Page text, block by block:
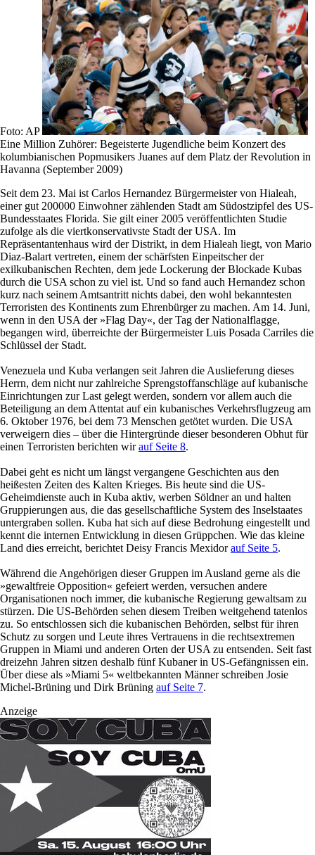
Foto: AP
Eine Million Zuhörer: Begeisterte Jugendliche beim Konzert des
kolumbianischen Popmusikers Juanes auf dem Platz der Revolution in
Havanna (September 2009)
Seit dem 23. Mai ist Carlos Hernandez Bürgermeister von Hialeah,
einer gut 200000 Einwohner zählenden Stadt am Südostzipfel des US-
Bundesstaates Florida. Sie gilt einer 2005 veröffentlichten Studie
zufolge als die viertkonservativste Stadt der USA. Im
Repräsentantenhaus wird der Distrikt, in dem Hialeah liegt, von Mario
Diaz-Balart vertreten, einem der schärfsten Einpeitscher der
exilkubanischen Rechten, dem jede Lockerung der Blockade Kubas
durch die USA schon zu viel ist. Und so fand auch Hernandez schon
kurz nach seinem Amtsantritt nichts dabei, den wohl bekanntesten
Terroristen des Kontinents zum Ehrenbürger zu machen. Am 14. Juni,
wenn in den USA der »Flag Day«, der Tag der Nationalflagge,
begangen wird, überreichte der Bürgermeister Luis Posada Carriles die
Schlüssel der Stadt.
Venezuela und Kuba verlangen seit Jahren die Auslieferung dieses
Herrn, dem nicht nur zahlreiche Sprengstoffanschläge auf kubanische
Einrichtungen zur Last gelegt werden, sondern vor allem auch die
Beteiligung an dem Attentat auf ein kubanisches Verkehrsflugzeug am
6. Oktober 1976, bei dem 73 Menschen getötet wurden. Die USA
verweigern dies – über die Hintergründe dieser besonderen Obhut für
einen Terroristen berichten wirauf Seite 8.
Dabei geht es nicht um längst vergangene Geschichten aus den
heißesten Zeiten des Kalten Krieges. Bis heute sind die US-
Geheimdienste auch in Kuba aktiv, werben Söldner an und halten
Gruppierungen aus, die das gesellschaftliche System des Inselstaates
untergraben sollen. Kuba hat sich auf diese Bedrohung eingestellt und
kennt die internen Entwicklung in diesen Grüppchen. Wie das kleine
Land dies erreicht, berichtet Deisy Francis Mexidorauf Seite 5.
Während die Angehörigen dieser Gruppen im Ausland gerne als die
»gewaltfreie Opposition« gefeiert werden, versuchen andere
Organisationen noch immer, die kubanische Regierung gewaltsam zu
stürzen. Die US-Behörden sehen diesem Treiben weitgehend tatenlos
zu. So entschlossen sich die kubanischen Behörden, selbst für ihren
Schutz zu sorgen und Leute ihres Vertrauens in die rechtsextremen
Gruppen in Miami und anderen Orten der USA zu entsenden. Seit fast
dreizehn Jahren sitzen deshalb fünf Kubaner in US-Gefängnissen ein.
Über diese als »Miami 5« weltbekannten Männer schreiben Josie
Michel-Brüning und Dirk Brüning auf Seite 7.
Anzeige